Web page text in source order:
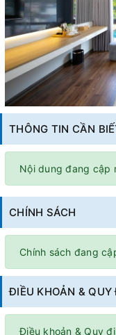
THÔNG TIN CẦN
Nội dung đang cập
CHÍNH SÁCH
Chính sách đang
ĐIỀU KHOẢN & QUY
Điều khoản & Quy